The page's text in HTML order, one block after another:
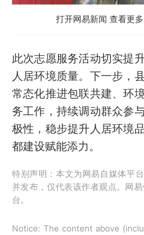
打开网易新闻 查看更
此次志愿服务活动切实提
人居环境质量。下一步，
常态化推进包联共建、环
务工作，持续调动群众参
极性，稳步提升人居环境
都建设赋能添力。
特别声明：本文为网易自媒体平
并发布，仅代表该作者观点。网
台。
Notice: The content above